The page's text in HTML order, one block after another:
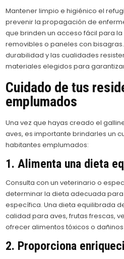
Mantener limpio e higiénico el
prevenir la propagación de
que brinden un acceso fácil para
removibles o paneles con
durabilidad y las cualidades
materiales elegidos para
Cuidado de tus
emplumados
Una vez que hayas creado el
aves, es importante brindarles un
habitantes emplumados:
1. Alimenta una dieta
Consulta con un veterinario o
determinar la dieta adecuada
específica. Una dieta equilibrada
calidad para aves, frutas frescas,
ofrecer alimentos tóxicos o
2. Proporciona